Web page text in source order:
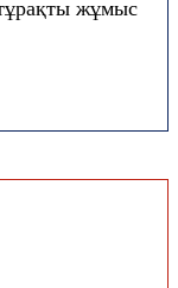
жұмыс